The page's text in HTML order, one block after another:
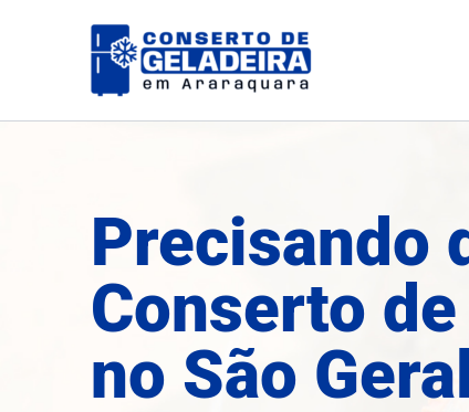
Precisando
Conserto
no São